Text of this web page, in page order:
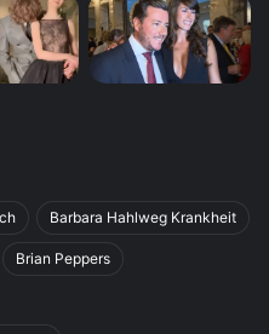
Barbara Hahlweg Krankheit
Brian Peppers